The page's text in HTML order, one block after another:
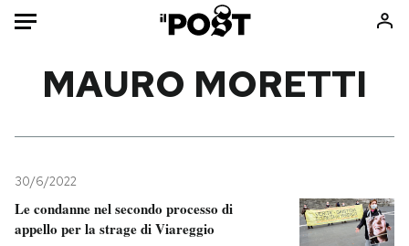
Mondo
Politica
Tecnologia
Consumismi
MAURO MORETTI
30/6/2022
Le condanne nel secondo processo di
appello per la strage di Viareggio